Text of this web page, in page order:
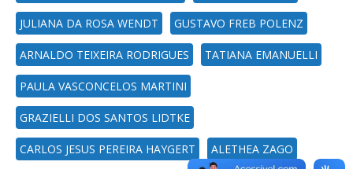
JULIANA DA ROSA WENDT GUSTAVO FREB POLENZ
ARNALDO TEIXEIRA RODRIGUES TATIANA EMANUELLI
PAULA VASCONCELOS MARTINI
GRAZIELLI DOS SANTOS LIDTKE
CARLOS JESUS PEREIRA HAYGERT ALETHEA ZAGO